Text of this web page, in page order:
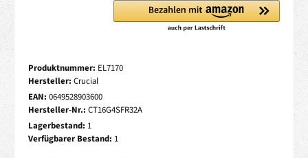
Produktnummer: EL7170
Hersteller: Crucial
EAN: 0649528903600
Hersteller-Nr.: CT16G4SFR32A
Lagerbestand: 1
Verfügbarer Bestand: 1